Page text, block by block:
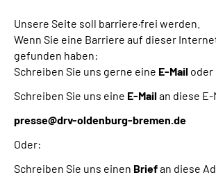
Unsere Seite soll barriere·frei werden.
Wenn Sie eine Barriere auf dieser
gefunden haben:
Schreiben Sie uns gerne eine E-Mail oder
Schreiben Sie uns eine E-Mailan diese
presse@drv-oldenburg-bremen.de
Oder:
Schreiben Sie uns einen Briefan diese